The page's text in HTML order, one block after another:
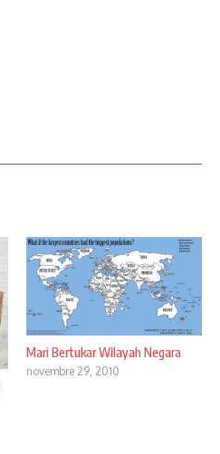
Mari Bertukar Wilayah Negara
novembre 29, 2010